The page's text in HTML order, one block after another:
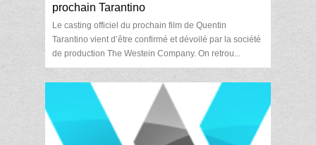
prochain Tarantino
Le casting officiel du prochain film de Quentin
Tarantino vient d’être confirmé et dévoilé par la société
de production The Westein Company. On retrou...